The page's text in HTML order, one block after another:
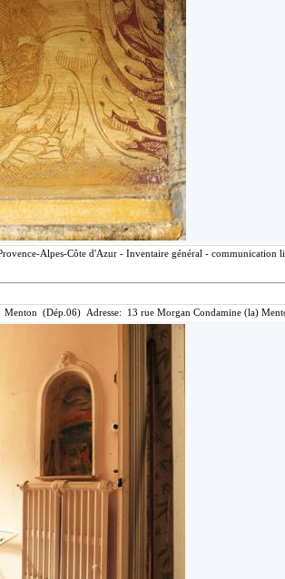
Alpes-Côte d'Azur - Inventaire général - communication
Menton (Dép.06) Adresse: 13 rue Morgan Condamine (la)